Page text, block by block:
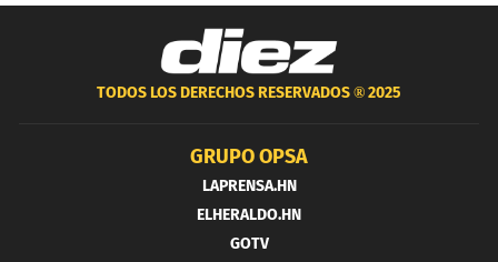
TODOS LOS DERECHOS RESERVADOS ®2025
GRUPO OPSA
LAPRENSA.HN
ELHERALDO.HN
GOTV